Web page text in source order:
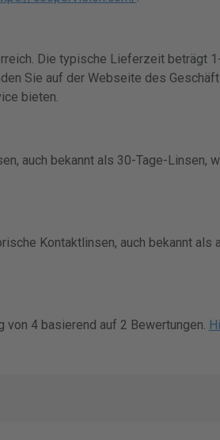
Die typische Lieferzeit beträgt
Sie auf der Webseite des
bieten.
auch bekannt als 30-Tage-Linsen,
Kontaktlinsen, auch bekannt als
4 basierend auf 2 Bewertungen.